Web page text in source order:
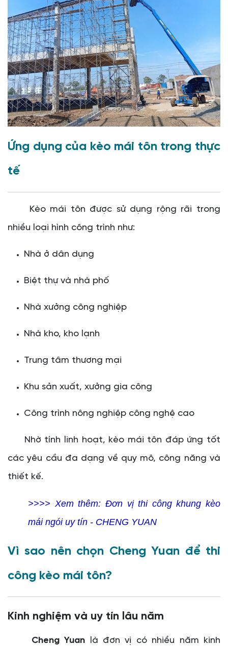
Ứng dụng của kèo mái tôn trong thực
tế
Kèo mái tôn được sử dụng rộng rãi trong
nhiều loại hình công trình như:
Nhà ở dân dụng
Biệt thự và nhà phố
Nhà xưởng công nghiệp
Nhà kho, kho lạnh
Trung tâm thương mại
Khu sản xuất, xưởng gia công
Công trình nông nghiệp công nghệ cao
Nhờ tính linh hoạt, kèo mái tôn đáp ứng tốt
các yêu cầu đa dạng về quy mô, công năng và
thiết kế.
>>>> Xem thêm: Đơn vị thi công khung kèo
mái ngói uy tín - CHENG YUAN
Vì sao nên chọn Cheng Yuan để thi
công kèo mái tôn?
Kinh nghiệm và uy tín lâu năm
Cheng Yuan là đơn vị có nhiều năm kinh